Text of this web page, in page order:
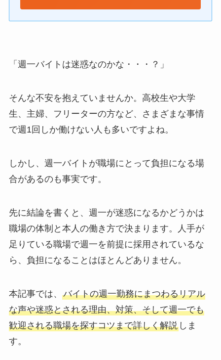
「週一バイトは迷惑なのかな・・・？」
そんな不安を抱えていませんか。高校生や大学
生、主婦、フリーターの方など、さまざまな事情
で週1回しか働けない人も多いですよね。
しかし、週一バイトが職場にとって負担になる場
合があるのも事実です。
先に結論を書くと、週一が迷惑になるかどうかは
職場の体制と本人の働き方で決まります。人手が
足りている職場で週一を前提に採用されているな
ら、負担になることはほとんどありません。
本記事では、 バイトの週一勤務にまつわるリアル
な声や迷惑とされる理由、対策、そして週一でも
歓迎される職場を探すコツまで詳しく解説しま
す。